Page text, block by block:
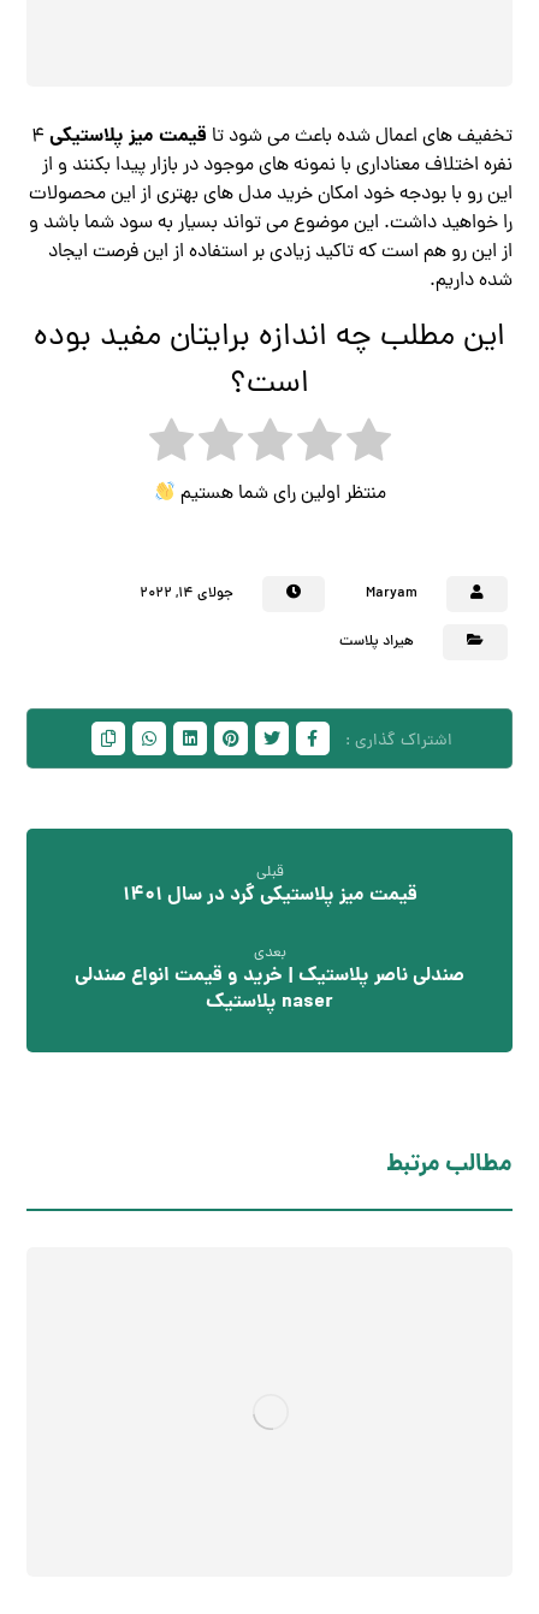
تخفیف های اعمال شده باعث می شود تا قیمت میز پلاستیکی
شده داریم.
این مطلب چه اندازه برایتان مفید بوده
است؟
منتظر اولین رای شما هستیم
Maryam جولای ۱۴, ۲۰۲۲
هیراد پلاست
قبلی
قیمت میز پلاستیکی گرد در سال 1401
بعدی
صندلی ناصر پلاستیک | خرید و قیمت انواع صندلی
naser پلاستیک
مطالب مرتبط